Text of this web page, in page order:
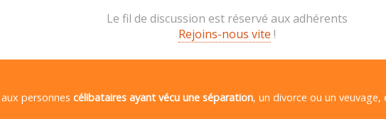
Le fil de discussion est réservé aux adhérents
Rejoins-nous vite !
personnes célibataires ayant vécu une séparation, un divorce ou un